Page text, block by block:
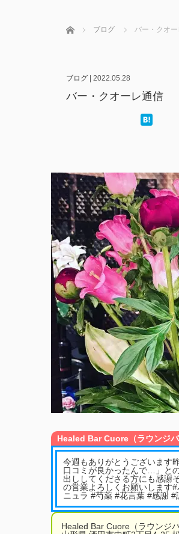
ホーム ブログ バー・クオ
ブログ| 2022.05.28
バー・クオーレ通信
Healed Bar Cuore（ラウンジバ
今週もありがとうございます
口コミが良かったんで…」と
出ししてくださる方にも感謝
の営業よろしくお願いします
ニュラ #芍薬 #花言葉 #感謝 #
Healed Bar Cuore（ラウンジ